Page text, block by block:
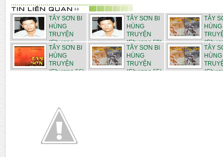
TÂY SƠN BI
HÙNG
TRUYỆN
(Chương
cuối...
TÂY SƠN BI
HÙNG
TRUYỆN
(Chương 69)
...
TÂY
HÙNG
...
TÂY SƠN BI
HÙNG
TRUYỆN
(Chương 66)
TÂY SƠN BI
HÙNG
TRUYỆN
(Chương 65)
TÂY
HÙNG